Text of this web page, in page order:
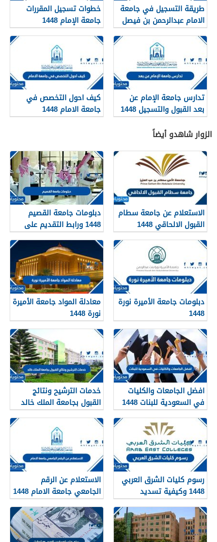
طريقة التسجيل في جامعة
الامام عبدالرحمن بن فيصل
بالدمام 1448
خطوات تسجيل المقررات
جامعة الإمام 1448
تدارس جامعة الإمام عن
بعد القبول والتسجيل 1448
كيف احول التخصص في
جامعة الامام 1448
الزوار شاهدو أيضاً
الاستعلام عن جامعة سطام
القبول الالحاقي 1448
دبلومات جامعة القصيم
1448 ورابط التقديم على
دبلومات جامعة القصيم
qudcss.com
دبلومات جامعة الأميرة نورة
1448
معادلة المواد جامعة الأميرة
نورة 1448
افضل الجامعات والكليات
في السعودية للبنات 1448
خدمات الترشيح ونتائج
القبول بجامعة الملك خالد
1448
رسوم كليات الشرق العربي
1448 وكيفية تسديد
الرسوم
الاستعلام عن الرقم
الجامعي جامعة الامام 1448